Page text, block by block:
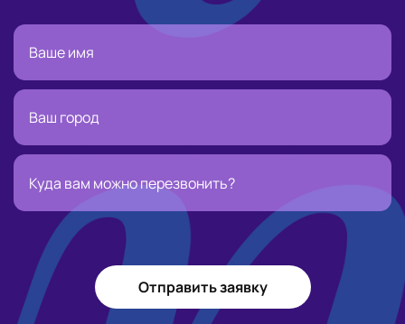
Отправить заявку